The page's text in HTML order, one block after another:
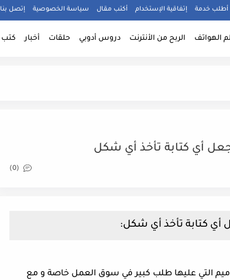
أطلب خدمة إتفاقية الإستخدام أكتب مقال سياسة الخصوصية إتصل بنا
الهواتف الربح من الأنترنت دروس أدوبي حلقات أخبار كتب
أي كتابة تأخذ أي شكل
(0)
كتابة تأخذ أي شكل:
التي عليها طلب كبير في سوق العمل خاصة و مع